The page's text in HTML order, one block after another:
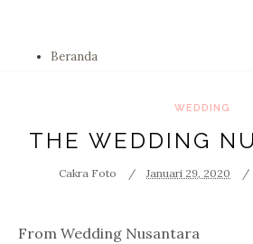
Beranda
WEDDING
THE WEDDING
Cakra Foto Januari 29, 2020
From Wedding Nusantara